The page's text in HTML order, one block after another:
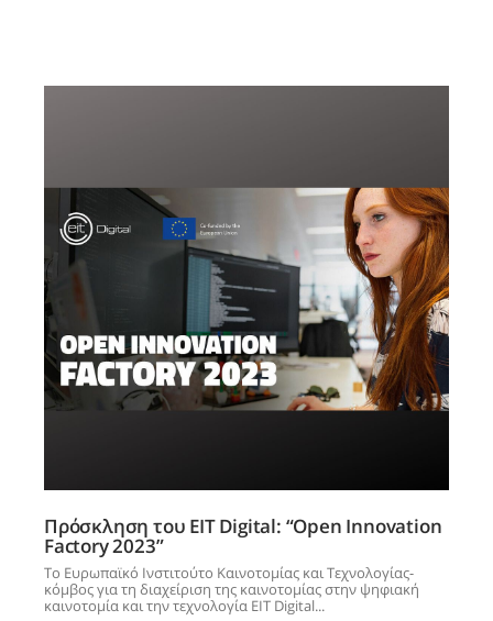
Πρόσκληση του EIT Digital: “Open Innovation
Factory 2023”
Το Ευρωπαϊκό Ινστιτούτο Καινοτομίας και Τεχνολογίας-
κόμβος για τη διαχείριση της καινοτομίας στην ψηφιακή
καινοτομία και την τεχνολογία EIT Digital...